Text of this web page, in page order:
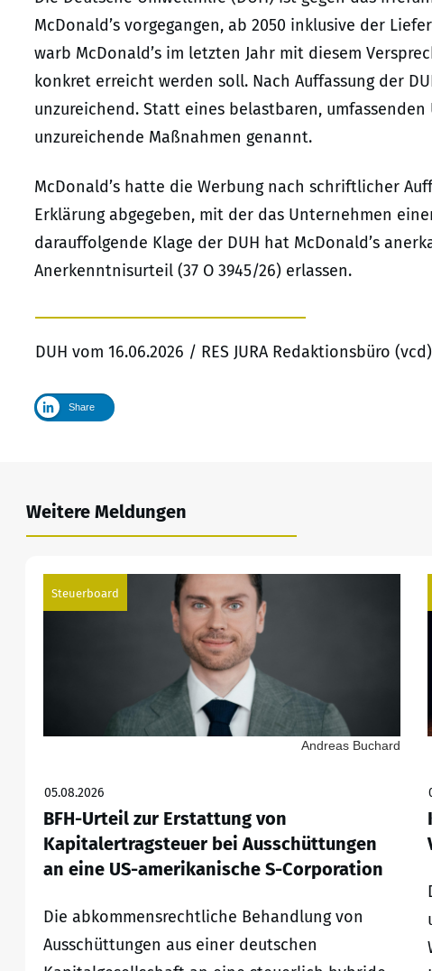
McDonald’s vorgegangen, ab 2050 inklusive der
warb McDonald’s im letzten Jahr mit diesem
konkret erreicht werden soll. Nach Auffassung der
unzureichend. Statt eines belastbaren,
unzureichende Maßnahmen genannt.
McDonald’s hatte die Werbung nach schriftlicher
Erklärung abgegeben, mit der das Unternehmen
darauffolgende Klage der DUH hat McDonald’s
Anerkenntnisurteil (37 O 3945/26) erlassen.
DUH vom 16.06.2026 / RES JURA Redaktionsbüro (vcd)
Share
Weitere Meldungen
Steuerboard
Andreas Buchard
05.08.2026
BFH-Urteil zur Erstattung von
Kapitalertragsteuer bei Ausschüttungen
an eine US-amerikanische S-Corporation
Die abkommensrechtliche Behandlung von
Ausschüttungen aus einer deutschen